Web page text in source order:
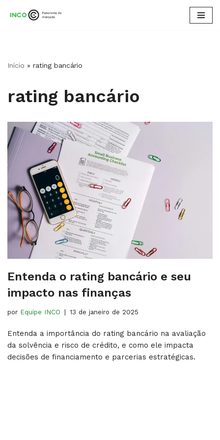
conteúdo
Início » rating bancário
rating bancário
Entenda o rating bancário e seu
impacto nas finanças
por Equipe INCO 13 de janeiro de 2025
Entenda a importância do rating bancário na avaliação
da solvência e risco de crédito, e como ele impacta
decisões de financiamento e parcerias estratégicas.